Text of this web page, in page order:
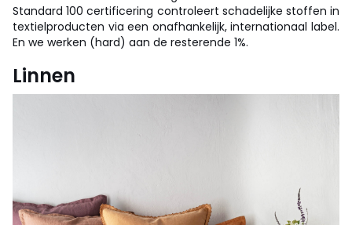
Standard 100 certificering controleert schadelijke stoffen in
textielproducten via een onafhankelijk, internationaal label.
En we werken (hard) aan de resterende 1%.
Linnen